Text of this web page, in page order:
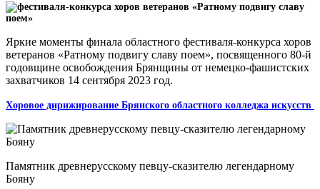
Яркие моменты финала областного фестиваля-конкурса хоров
ветеранов «Ратному подвигу славу поем», посвященного 80-й
годовщине освобождения Брянщины от немецко-фашистских
захватчиков 14 сентября 2023 год.
Хоровое дирижирование Брянского областного колледжа искусств
Памятник древнерусскому певцу-скази­телю легендарному
Бояну